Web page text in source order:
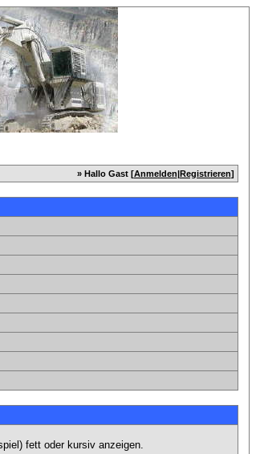
» Hallo Gast [Anmelden|Registrieren]
fett oder kursiv anzeigen.